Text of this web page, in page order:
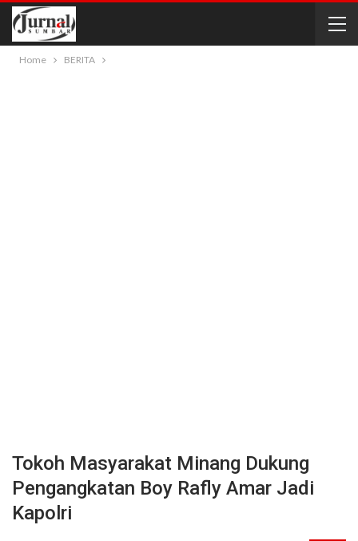
Home BERITA
Tokoh Masyarakat Minang Dukung
Pengangkatan Boy Rafly Amar Jadi
Kapolri